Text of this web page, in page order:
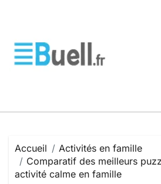
Accueil
Activités en famille
Comparatif des meilleurs
activité calme en famille